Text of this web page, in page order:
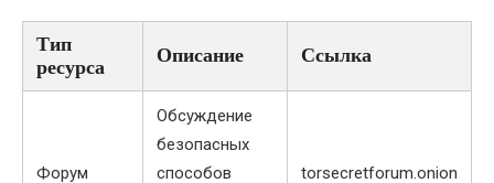
Тип
ресурса
Описание Ссылка
Форум
Обсуждение
безопасных
способов
torsecretforum.onion